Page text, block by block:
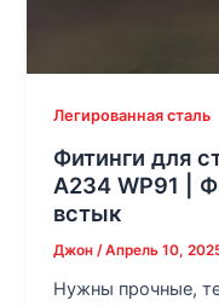
Легированная сталь
Фитинги для
A234 WP91 |
встык
Джон /Апрель 10,
Нужны прочные,